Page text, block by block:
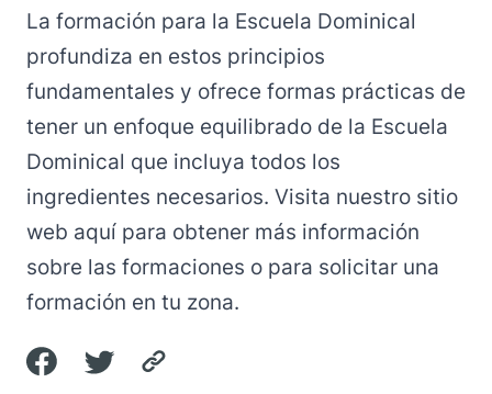
La formación para la Escuela Dominical
profundiza en estos principios
fundamentales y ofrece formas prácticas de
tener un enfoque equilibrado de la Escuela
Dominical que incluya todos los
ingredientes necesarios. Visita nuestro sitio
web aquí para obtener más información
sobre las formaciones o para solicitar una
formación en tu zona.